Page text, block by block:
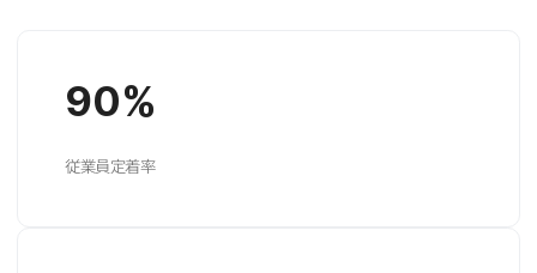
90%
従業員定着率